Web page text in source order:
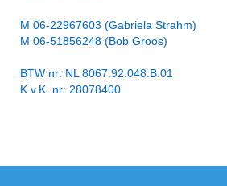
M 06-22967603 (Gabriela Strahm)
M 06-51856248 (Bob Groos)
BTW nr: NL 8067.92.048.B.01
K.v.K. nr: 28078400